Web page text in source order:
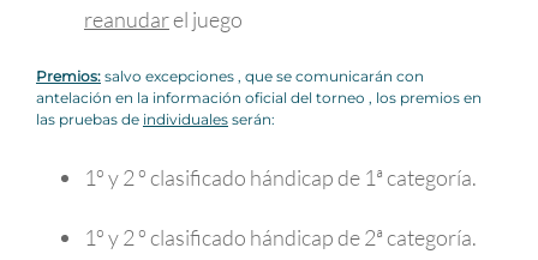
reanudarel juego
Premios:salvo excepciones , que se comunicarán con
antelación en la información oficial del torneo , los premios en
las pruebas de individualesserán:
1º y 2 º clasificado hándicap de 1ª categoría.
1º y 2 º clasificado hándicap de 2ª categoría.